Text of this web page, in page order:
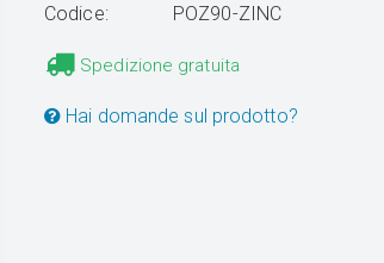
Codice:
POZ90-ZINC
Spedizione gratuita
Hai domande sul prodotto?